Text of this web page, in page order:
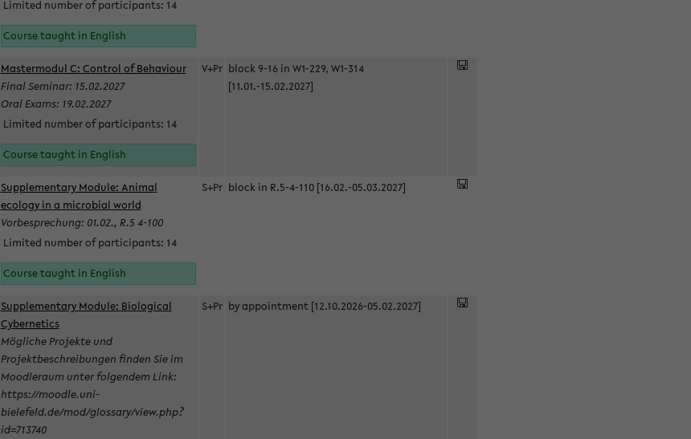
Limited number of participants: 14
Course taught in English
Mastermodul C: Control of Behaviour
Final Seminar: 15.02.2027
Oral Exams: 19.02.2027
Limited number of participants: 14
Course taught in English
V+Pr block 9-16 in W1-229, W1-314
[11.01.-15.02.2027]
Supplementary Module: Animal
ecology in a microbial world
Vorbesprechung: 01.02., R.5 4-100
Limited number of participants: 14
Course taught in English
S+Pr block in R.5-4-110 [16.02.-05.03.2027]
Supplementary Module: Biological
Cybernetics
Mögliche Projekte und
Projektbeschreibungen finden Sie im
Moodleraum unter folgendem Link:
https://moodle.uni-
bielefeld.de/mod/glossary/view.php?
id=713740
S+Pr by appointment [12.10.2026-05.02.2027]